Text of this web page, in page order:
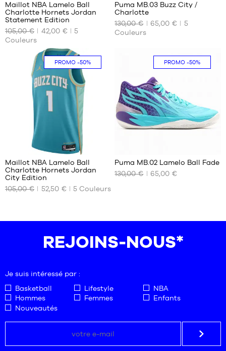
enfant
à
1m80
NOS
DISPONIBLES
Maillot NBA Lamelo Ball
Charlotte Hornets Jordan
Statement Edition
105,00 €
42,00 €
5
Couleurs
NOS
TAILLES
DISPONIBLES
Puma MB.03 Buzz City /
Charlotte
130,00 €
65,00 €
5
Couleurs
PROMO-50%
NOS
TAILLES
DISPONIBLES
Maillot NBA Lamelo Ball
Charlotte Hornets Jordan
City Edition
105,00 €
52,50 € 5 Couleurs
PROMO-50%
NOS
Puma MB.02 Lamelo Ball Fade
130,00 €
65,00 €
REJOINS-NOUS*
Je suis intéressé par :
Basketball
Lifestyle
NBA
Hommes
Femmes
Enfants
Nouveautés